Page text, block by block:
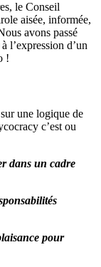
le Conseil
aisée, informée,
avons passé
l’expression d’un
!
une logique de
c’est ou
dans un cadre
pour